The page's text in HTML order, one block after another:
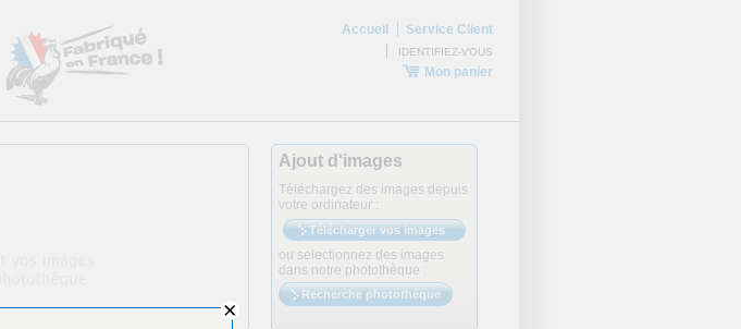
Accueil Service Client
IDENTIFIEZ-VOUS
Mon panier
Ajout d'images
Téléchargez des images depuis
votre ordinateur :
Télécharger vos images
ou selectionnez des images
dans notre photothèque :
Recherche photothèque